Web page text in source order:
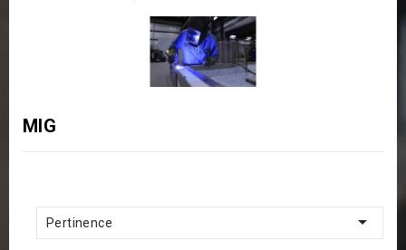
MIG
Pertinence 